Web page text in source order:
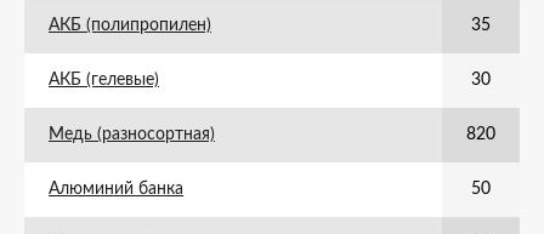
АКБ (полипропилен) 35
АКБ (гелевые) 30
Медь (разносортная) 820
Алюминий банка 50